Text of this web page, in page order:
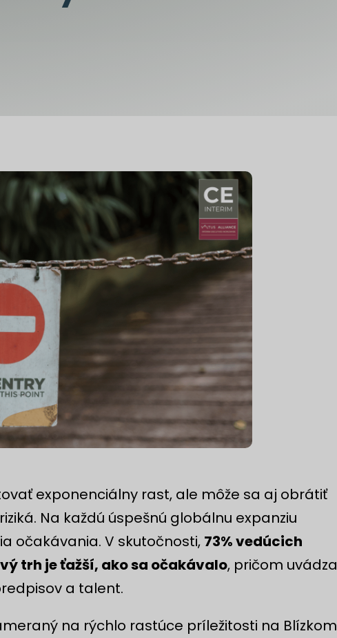
exponenciálny rast, ale môže sa aj obrátiť
Na každú úspešnú globálnu expanziu
očakávania. V skutočnosti, 73% vedúcich
trh je ťažší, ako sa očakávalo, pričom uvádza
a talent.
na rýchlo rastúce príležitosti na Blízkom